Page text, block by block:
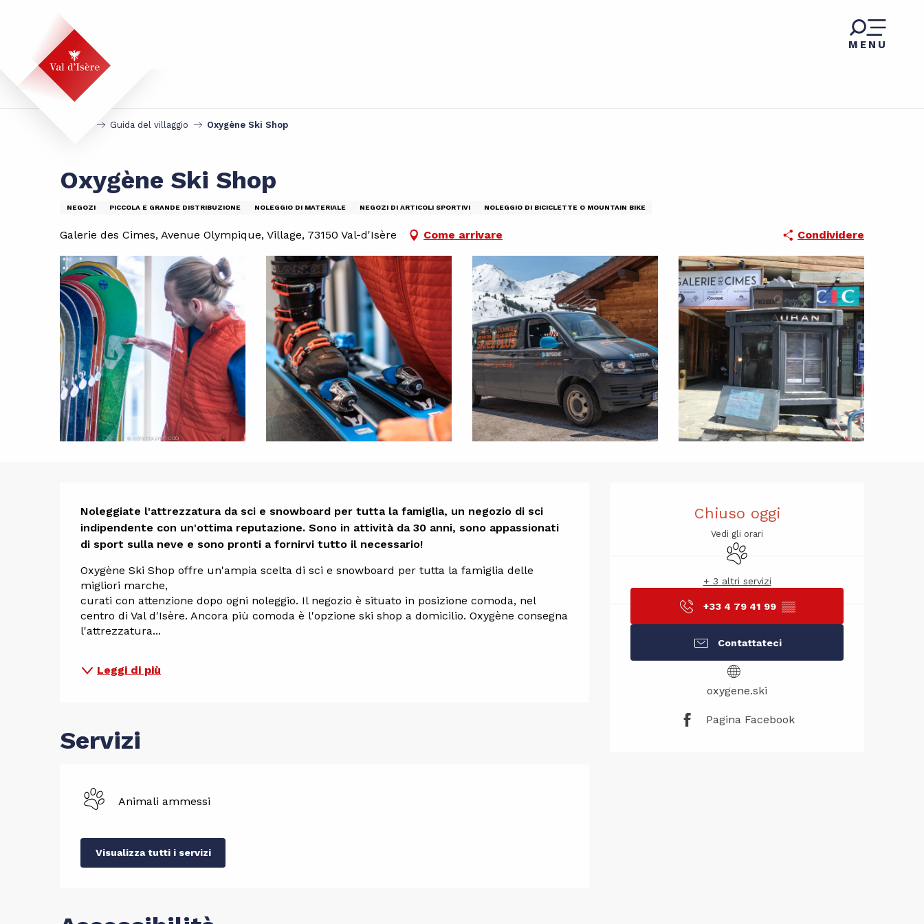
principal
MENU
Guida del villaggio Oxygène Ski Shop
Oxygène Ski Shop
NEGOZI PICCOLA E GRANDE DISTRIBUZIONE NOLEGGIO DI MATERIALE NEGOZI DI ARTICOLI SPORTIVI NOLEGGIO DI BICICLETTE O MOUNTAIN BIKE
Galerie des Cimes, Avenue Olympique, Village, 73150 Val-d'Isère Come arrivare Condividere
Orari e
Chiuso oggi
Vedi gli orari
Animali ammessi
+ 3 altri servizi
+33 4 79 41 99 ▒▒
Contattateci
oxygene.ski
Pagina Facebook
Descrizione
Noleggiate l'attrezzatura da sci e snowboard per tutta la famiglia, un negozio di sci
indipendente con un'ottima reputazione. Sono in attività da 30 anni, sono appassionati
di sport sulla neve e sono pronti a fornirvi tutto il necessario!
Oxygène Ski Shop offre un'ampia scelta di sci e snowboard per tutta la famiglia delle
migliori marche,
curati con attenzione dopo ogni noleggio. Il negozio è situato in posizione comoda, nel
centro di Val d'Isère. Ancora più comoda è l'opzione ski shop a domicilio. Oxygène consegna
l'attrezzatura...
Leggi di più
Servizi
Animali ammessi
Visualizza tutti i servizi